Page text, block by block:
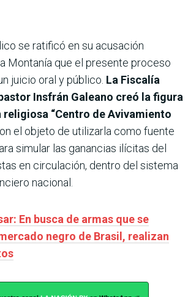
se ratificó en su acusación
Montanía que el presente proceso
juicio oral y público. La Fiscalía
Insfrán Galeano creó la figura
“Centro de Avivamiento
el objeto de utilizarla como fuente
simular las ganancias ilícitas del
en circulación, dentro del sistema
nacional.
En busca de armas que se
negro de Brasil, realizan